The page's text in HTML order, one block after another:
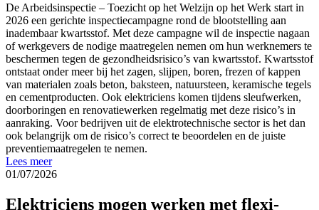
De Arbeidsinspectie – Toezicht op het Welzijn op het Werk start in
2026 een gerichte inspectiecampagne rond de blootstelling aan
inadembaar kwartsstof. Met deze campagne wil de inspectie nagaan
of werkgevers de nodige maatregelen nemen om hun werknemers te
beschermen tegen de gezondheidsrisico’s van kwartsstof. Kwartsstof
ontstaat onder meer bij het zagen, slijpen, boren, frezen of kappen
van materialen zoals beton, baksteen, natuursteen, keramische tegels
en cementproducten. Ook elektriciens komen tijdens sleufwerken,
doorboringen en renovatiewerken regelmatig met deze risico’s in
aanraking. Voor bedrijven uit de elektrotechnische sector is het dan
ook belangrijk om de risico’s correct te beoordelen en de juiste
preventiemaatregelen te nemen.
Lees meer
01/07/2026
Elektriciens mogen werken met flexi-